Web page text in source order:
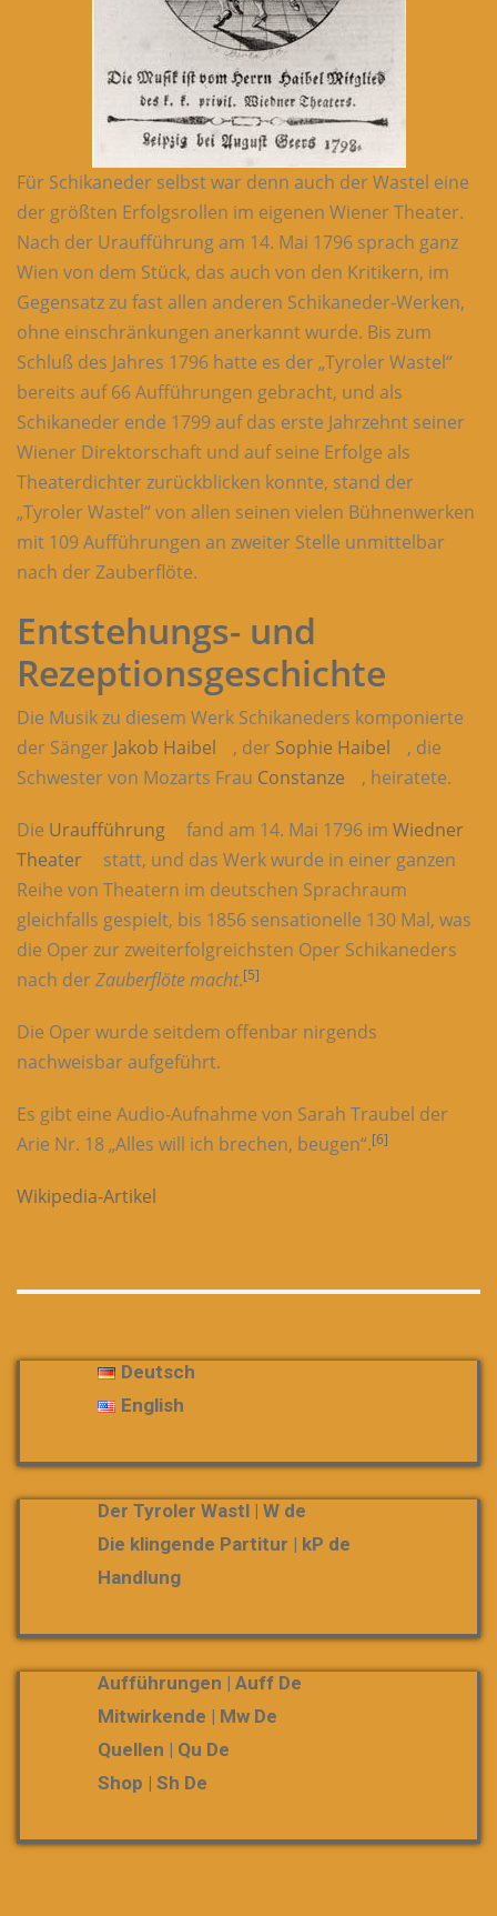
Für Schikaneder selbst war denn auch der Wastel eine
der größten Erfolgsrollen im eigenen Wiener Theater.
Nach der Uraufführung am 14. Mai 1796 sprach ganz
Wien von dem Stück, das auch von den Kritikern, im
Gegensatz zu fast allen anderen Schikaneder-Werken,
ohne einschränkungen anerkannt wurde. Bis zum
Schluß des Jahres 1796 hatte es der „Tyroler Wastel“
bereits auf 66 Aufführungen gebracht, und als
Schikaneder ende 1799 auf das erste Jahrzehnt seiner
Wiener Direktorschaft und auf seine Erfolge als
Theaterdichter zurückblicken konnte, stand der
„Tyroler Wastel“ von allen seinen vielen Bühnenwerken
mit 109 Aufführungen an zweiter Stelle unmittelbar
nach der Zauberflöte.
Entstehungs- und
Rezeptionsgeschichte
Die Musik zu diesem Werk Schikaneders komponierte
der Sänger Jakob Haibel , der Sophie Haibel
, die
Schwester von Mozarts Frau Constanze , heiratete.
Die Uraufführung fand am 14. Mai 1796 im Wiedner
Theater
statt, und das Werk wurde in einer ganzen
Reihe von Theatern im deutschen Sprachraum
gleichfalls gespielt, bis 1856 sensationelle 130 Mal, was
die Oper zur zweiterfolgreichsten Oper Schikaneders
nach derZauberflöte macht.[5]
Die Oper wurde seitdem offenbar nirgends
nachweisbar aufgeführt.
Es gibt eine Audio-Aufnahme von Sarah Traubel der
Arie Nr. 18 „Alles will ich brechen, beugen“.[6]
Wikipedia-Artikel
Deutsch
English
Der Tyroler Wastl | W de
Die klingende Partitur | kP de
Handlung
Aufführungen | Auff De
Mitwirkende | Mw De
Quellen | Qu De
Shop | Sh De